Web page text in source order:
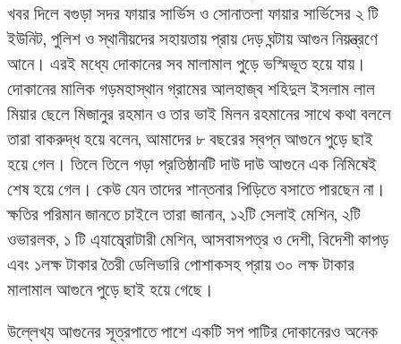
খবর দিলে বগুড়া সদর ফায়ার সার্ভিস ও সোনাতলা ফায়ার সার্ভিসের ২ টি
ইউনিট, পুলিশ ও স্থানীয়দের সহায়তায় প্রায় দেড় ঘন্টায় আগুন নিয়ন্ত্রণে
আনে। এরই মধ্যে দোকানের সব মালামাল পুড়ে ভস্মিভূত হয়ে যায়।
দোকানের মালিক গড়মহাস্থান গ্রামের আলহাজ্ব শহিদুল ইসলাম লাল
মিয়ার ছেলে মিজানুর রহমান ও তার ভাই মিলন রহমানের সাথে কথা বললে
তারা বাকরুদ্ধ হয়ে বলেন, আমাদের ৮ বছরের স্বপ্ন আগুনে পুড়ে ছাই
হয়ে গেল। তিলে তিলে গড়া প্রতিষ্ঠানটি দাউ দাউ আগুনে এক নিমিষেই
শেষ হয়ে গেল। কেউ যেন তাদের শান্তনার পিড়িতে বসাতে পারছেন না।
ক্ষতির পরিমান জানতে চাইলে তারা জানান, ১২টি সেলাই মেশিন, ২টি
ওভারলক, ১ টি এ্যাম্ব্রোটারী মেশিন, আসবাসপত্র ও দেশী, বিদেশী কাপড়
এবং ১লক্ষ টাকার তৈরী ডেলিভারি পোশাকসহ প্রায় ৩০ লক্ষ টাকার
মালামাল আগুনে পুড়ে ছাই হয়ে গেছে।
উল্লেখ্য আগুনের সূত্রপাতে পাশে একটি সপ পাটির দোকানেরও অনেক